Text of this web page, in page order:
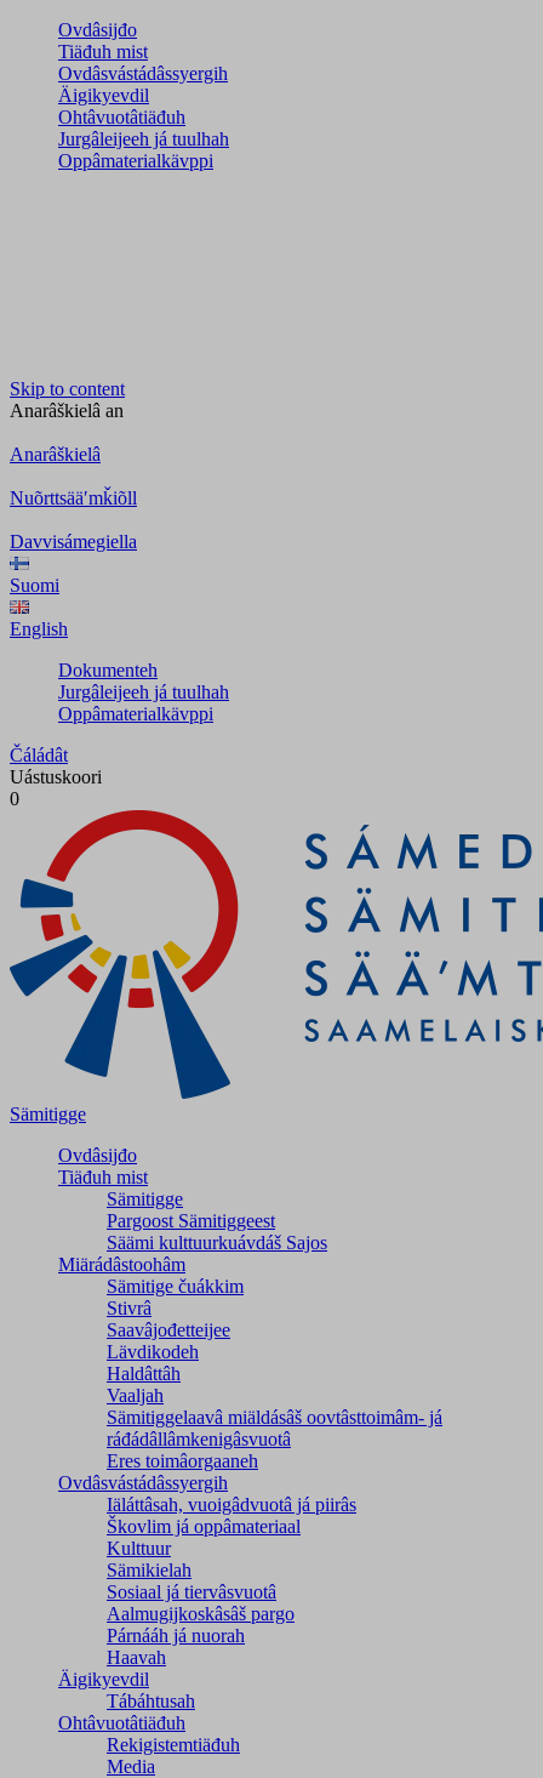
Ovdâsijđo
Tiäđuh mist
Ovdâsvástádâssyergih
Äigikyevdil
Ohtâvuotâtiäđuh
Jurgâleijeeh já tuulhah
Oppâmaterialkävppi
Skip to content
Anarâškielâ an
Anarâškielâ
Nuõrttsääʹmǩiõll
Davvisámegiella
Suomi
English
Dokumenteh
Jurgâleijeeh já tuulhah
Oppâmaterialkävppi
Čáládât
Uástuskoori
0
Sämitigge
Ovdâsijđo
Tiäđuh mist
Sämitigge
Pargoost Sämitiggeest
Säämi kulttuurkuávdáš Sajos
Miärádâstoohâm
Sämitige čuákkim
Stivrâ
Saavâjođetteijee
Lävdikodeh
Haldâttâh
Vaaljah
Sämitiggelaavâ miäldásâš oovtâsttoimâm- já
ráđádâllâmkenigâsvuotâ
Eres toimâorgaaneh
Ovdâsvástádâssyergih
Iäláttâsah, vuoigâdvuotâ já piirâs
Škovlim já oppâmateriaal
Kulttuur
Sämikielah
Sosiaal já tiervâsvuotâ
Aalmugijkoskâsâš pargo
Párnááh já nuorah
Haavah
Äigikyevdil
Tábáhtusah
Ohtâvuotâtiäđuh
Rekigistemtiäđuh
Media